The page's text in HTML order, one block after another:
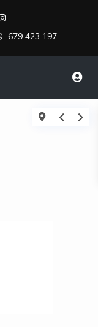
679 423 197